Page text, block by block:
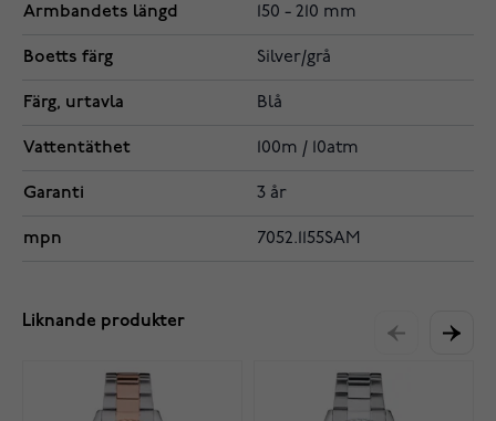
Armbandets längd 150 - 210 mm
Boetts färg Silver/grå
Färg, urtavla Blå
Vattentäthet 100m / 10atm
Garanti 3 år
mpn 7052.1155SAM
Liknande produkter